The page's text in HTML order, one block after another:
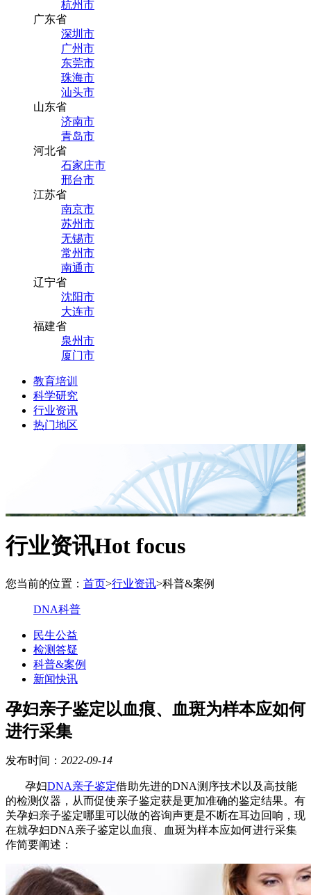
杭州市
广东省
深圳市
广州市
东莞市
珠海市
汕头市
山东省
济南市
青岛市
河北省
石家庄市
邢台市
江苏省
南京市
苏州市
无锡市
常州市
南通市
辽宁省
沈阳市
大连市
福建省
泉州市
厦门市
教育培训
科学研究
行业资讯
热门地区
行业资讯Hot focus
您当前的位置： 首页>行业资讯>科普&案例
DNA科普
民生公益
检测答疑
科普&案例
新闻快讯
孕妇亲子鉴定以血痕、血斑为样本应如何
进行采集
发布时间： 2022-09-14
孕妇DNA亲子鉴定借助先进的DNA测序技术以及高技能
的检测仪器，从而促使亲子鉴定获是更加准确的鉴定结果。有
关孕妇亲子鉴定哪里可以做的咨询声更是不断在耳边回响，现
在就孕妇DNA亲子鉴定以血痕、血斑为样本应如何进行采集
作简要阐述：